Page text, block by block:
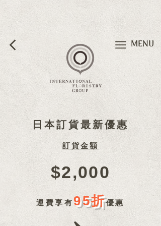
MENU
​日本訂貨最新優惠
訂貨金額
$2,000
運費享有 95折優惠